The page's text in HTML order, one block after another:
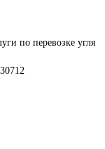
по перевозке угля